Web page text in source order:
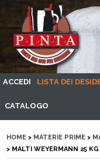
ACCEDI LISTA DEI
CATALOGO
HOME > MATERIE PRIME >
> MALTI WEYERMANN 25 KG